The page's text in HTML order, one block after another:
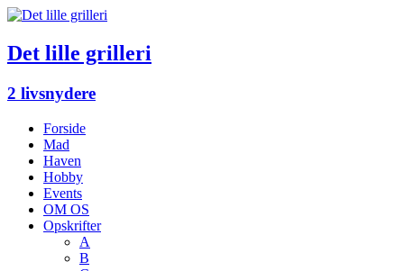
Det lille grilleri
2 livsnydere
Forside
Mad
Haven
Hobby
Events
OM OS
Opskrifter
A
B